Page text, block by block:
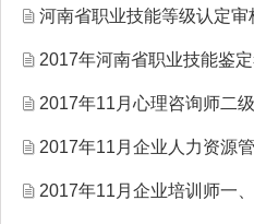
河南省职业技能等级认定审
2017年河南省职业技能鉴
2017年11月心理咨询师二
2017年11月企业人力资源
2017年11月企业培训师一